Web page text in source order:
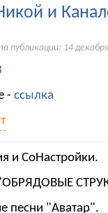
и
публикации: 14
- ссылка
и СоНастройки.
песни "Аватар".